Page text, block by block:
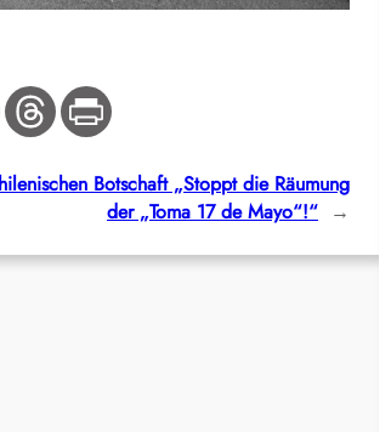
Botschaft „Stoppt die Räumung
der „Toma 17 de Mayo“!“ →